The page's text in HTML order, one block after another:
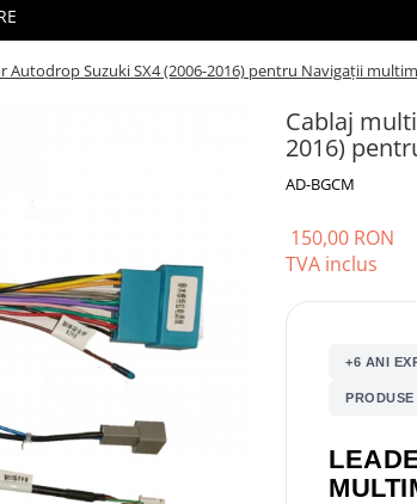
Autodrop Suzuki SX4 (2006-2016) pentru Navigații
Cablaj
2016)
AD-BGCM
150,00 RON
TVA inclus
+6 ANI